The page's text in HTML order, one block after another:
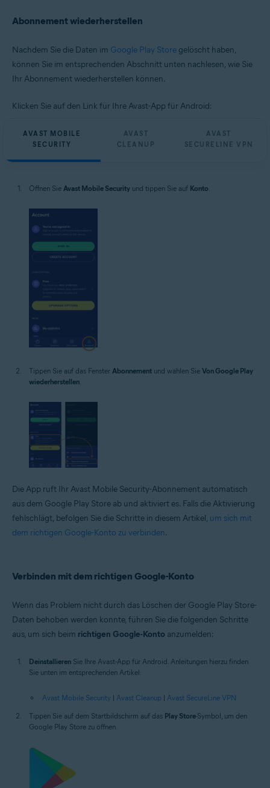
Abonnement wiederherstellen
Nachdem Sie die Daten im Google Play Store gelöscht haben,
können Sie im entsprechenden Abschnitt unten nachlesen, wie Sie
Ihr Abonnement wiederherstellen können.
Klicken Sie auf den Link für Ihre Avast-App für Android:
AVAST MOBILE
SECURITY
AVAST
CLEANUP
AVAST
SECURELINE VPN
Öffnen Sie Avast Mobile Security und tippen Sie auf Konto
Tippen Sie auf das Fenster Abonnement und wählen Sie Von Google Play
wiederherstellen.
Die App ruft Ihr Avast Mobile Security-Abonnement automatisch
aus dem Google Play Store ab und aktiviert es. Falls die Aktivierung
fehlschlägt, befolgen Sie die Schritte in diesem Artikel, um sich mit
dem richtigen Google-Konto zu verbinden.
Verbinden mit dem richtigen Google-Konto
Wenn das Problem nicht durch das Löschen der Google Play Store-
Daten behoben werden konnte, führen Sie die folgenden Schritte
aus, um sich beim richtigen Google-Konto anzumelden:
Deinstallieren Sie Ihre Avast-App für Android. Anleitungen hierzu finden
Sie unten im entsprechenden Artikel:
Avast Mobile Security | Avast Cleanup | Avast SecureLine VPN
Tippen Sie auf dem Startbildschirm auf das Play Store-Symbol, um den
Google Play Store zu öffnen.